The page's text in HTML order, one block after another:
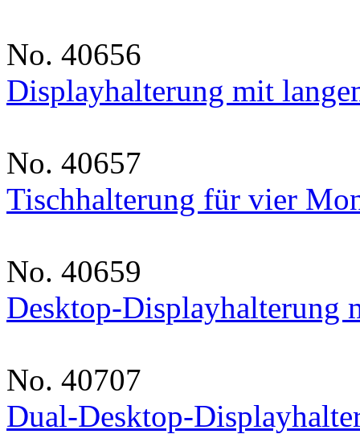
No. 40656
Displayhalterung mit
No. 40657
Tischhalterung für vier
No. 40659
Desktop-Displayhalterung
No. 40707
Dual-Desktop-